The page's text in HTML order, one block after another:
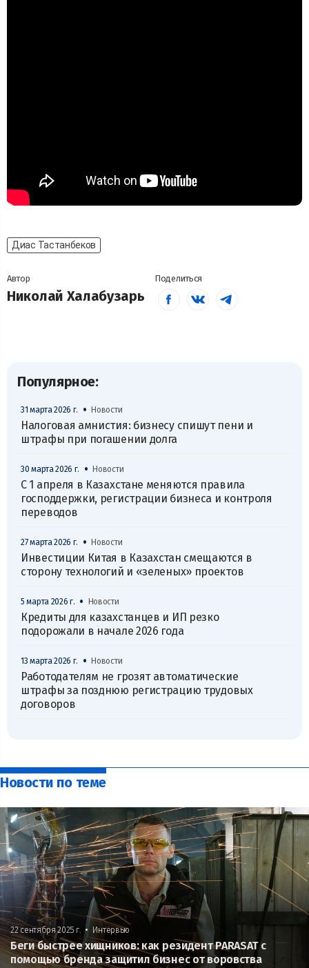
Диас Тастанбеков
Автор
Николай Халабузарь
Поделиться
Популярное:
31 марта 2026 г. • Новости
Налоговая амнистия: бизнесу спишут пени и
штрафы при погашении долга
30 марта 2026 г. • Новости
С 1 апреля в Казахстане меняются правила
господдержки, регистрации бизнеса и контроля
переводов
27 марта 2026 г. • Новости
Инвестиции Китая в Казахстан смещаются в
сторону технологий и «зеленых» проектов
5 марта 2026 г. • Новости
Кредиты для казахстанцев и ИП резко
подорожали в начале 2026 года
13 марта 2026 г. • Новости
Работодателям не грозят автоматические
штрафы за позднюю регистрацию трудовых
договоров
Новости по теме
22 сентября 2025 г. • Интервью
Беги быстрее хищников: как резидент PARASAT с
помощью бренда защитил бизнес от воровства